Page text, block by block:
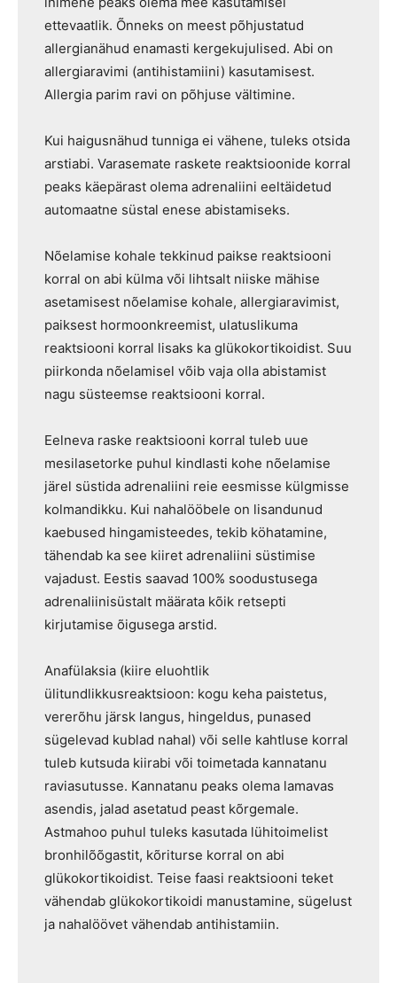
ettevaatlik. Õnneks on meest põhjustatud
allergianähud enamasti kergekujulised. Abi on
allergiaravimi (antihistamiini) kasutamisest.
Allergia parim ravi on põhjuse vältimine.
Kui haigusnähud tunniga ei vähene, tuleks otsida
arstiabi. Varasemate raskete reaktsioonide korral
peaks käepärast olema adrenaliini eeltäidetud
automaatne süstal enese abistamiseks.
Nõelamise kohale tekkinud paikse reaktsiooni
korral on abi külma või lihtsalt niiske mähise
asetamisest nõelamise kohale, allergiaravimist,
paiksest hormoonkreemist, ulatuslikuma
reaktsiooni korral lisaks ka glükokortikoidist. Suu
piirkonda nõelamisel võib vaja olla abistamist
nagu süsteemse reaktsiooni korral.
Eelneva raske reaktsiooni korral tuleb uue
mesilasetorke puhul kindlasti kohe nõelamise
järel süstida adrenaliini reie eesmisse külgmisse
kolmandikku. Kui nahalööbele on lisandunud
kaebused hingamisteedes, tekib köhatamine,
tähendab ka see kiiret adrenaliini süstimise
vajadust. Eestis saavad 100% soodustusega
adrenaliinisüstalt määrata kõik retsepti
kirjutamise õigusega arstid.
Anafülaksia (kiire eluohtlik
ülitundlikkusreaktsioon: kogu keha paistetus,
vererõhu järsk langus, hingeldus, punased
sügelevad kublad nahal) või selle kahtluse korral
tuleb kutsuda kiirabi või toimetada kannatanu
raviasutusse. Kannatanu peaks olema lamavas
asendis, jalad asetatud peast kõrgemale.
Astmahoo puhul tuleks kasutada lühitoimelist
bronhilõõgastit, kõriturse korral on abi
glükokortikoidist. Teise faasi reaktsiooni teket
vähendab glükokortikoidi manustamine, sügelust
ja nahalöövet vähendab antihistamiin.